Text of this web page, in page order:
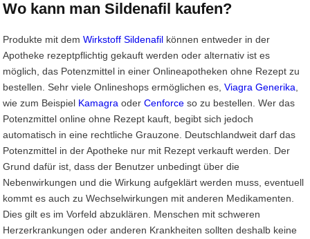
Wo kann man Sildenafil kaufen?
Produkte mit dem Wirkstoff Sildenafil können entweder in der
Apotheke rezeptpflichtig gekauft werden oder alternativ ist es
möglich, das Potenzmittel in einer Onlineapotheken ohne Rezept zu
bestellen. Sehr viele Onlineshops ermöglichen es, Viagra Generika
wie zum Beispiel Kamagra oder Cenforce so zu bestellen. Wer das
Potenzmittel online ohne Rezept kauft, begibt sich jedoch
automatisch in eine rechtliche Grauzone. Deutschlandweit darf das
Potenzmittel in der Apotheke nur mit Rezept verkauft werden. Der
Grund dafür ist, dass der Benutzer unbedingt über die
Nebenwirkungen und die Wirkung aufgeklärt werden muss, eventuell
kommt es auch zu Wechselwirkungen mit anderen Medikamenten.
Dies gilt es im Vorfeld abzuklären. Menschen mit schweren
Herzerkrankungen oder anderen Krankheiten sollten deshalb keine